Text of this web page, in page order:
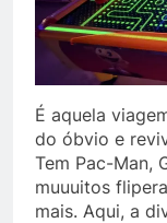
É aquela
do óbvio e
Tem Pac-Man,
muuuitos
mais. Aqui, a